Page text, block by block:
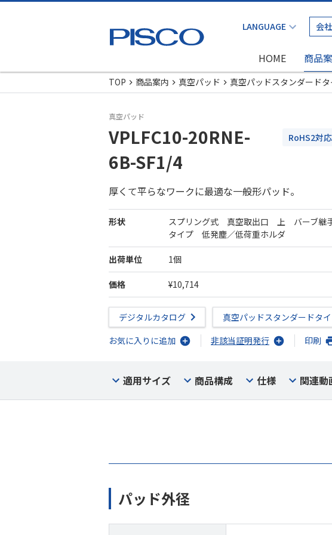
会
HOME 商品
TOP
商品案内 真空パッド 真空パッドスタンダード
真空パッド
VPLFC10-20RNE-
6B-SF1/4
RoHS2対応
厚くて平らなワークに最適な一般形パッド。
形状
スプリング式 真空取出口 上 バーブ継
タイプ 低発塵／低荷重ホルダ
出荷単位 1個
価格 ¥10,714
デジタルカタログ 真空パッドスタンダードタ
お気に入りに追加
非該当証明発行 印刷
適用サイズ 商品構成 仕様 関連動
パッド外径